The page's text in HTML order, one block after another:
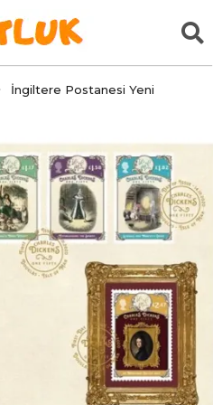
İngiltere Postanesi Yeni